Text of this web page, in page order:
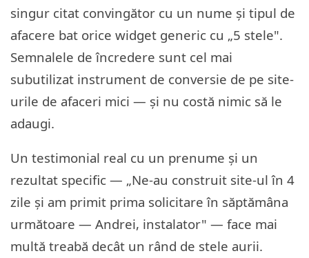
singur citat convingător cu un nume și tipul de
afacere bat orice widget generic cu „5 stele".
Semnalele de încredere sunt cel mai
subutilizat instrument de conversie de pe site-
urile de afaceri mici — și nu costă nimic să le
adaugi.
Un testimonial real cu un prenume și un
rezultat specific — „Ne-au construit site-ul în 4
zile și am primit prima solicitare în săptămâna
următoare — Andrei, instalator" — face mai
multă treabă decât un rând de stele aurii.